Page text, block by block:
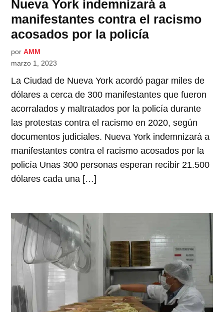
Nueva York indemnizará a
manifestantes contra el racismo
acosados por la policía
por AMM
marzo 1, 2023
La Ciudad de Nueva York acordó pagar miles de
dólares a cerca de 300 manifestantes que fueron
acorralados y maltratados por la policía durante
las protestas contra el racismo en 2020, según
documentos judiciales. Nueva York indemnizará a
manifestantes contra el racismo acosados por la
policía Unas 300 personas esperan recibir 21.500
dólares cada una […]